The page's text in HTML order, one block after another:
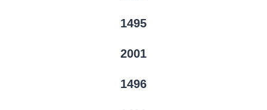
1495
2001
1496